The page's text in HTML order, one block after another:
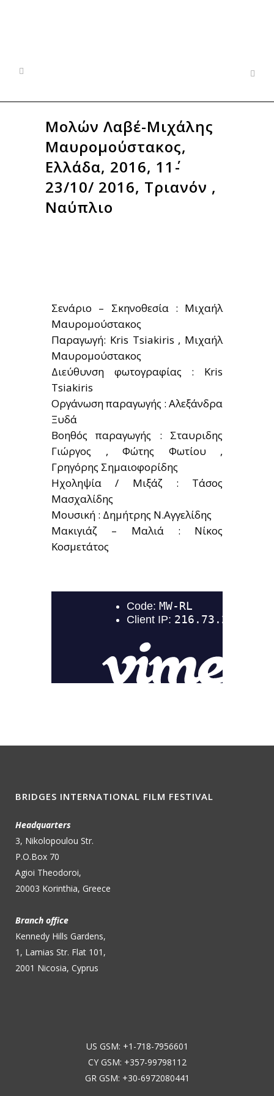
Μολών Λαβέ-Μιχάλης
Μαυρομούστακος,
Ελλάδα, 2016, 11΄-
23/10/ 2016, Τριανόν ,
Ναύπλιο
Σενάριο – Σκηνοθεσία : Μιχαήλ
Μαυρομούστακος
Παραγωγή: Kris Tsiakiris , Μιχαήλ
Μαυρομούστακος
Διεύθυνση φωτογραφίας : Kris
Tsiakiris
Οργάνωση παραγωγής : Αλεξάνδρα
Ξυδά
Βοηθός παραγωγής : Σταυριδης
Γιώργος , Φώτης Φωτίου ,
Γρηγόρης Σημαιοφορίδης
Ηχοληψία / Μιξάζ : Τάσος
Μασχαλίδης
Μουσική : Δημήτρης Ν.Αγγελίδης
Μακιγιάζ – Μαλιά : Νίκος
Κοσμετάτος
BRIDGES INTERNATIONAL FILM FESTIVAL
Headquarters
3, Nikolopoulou Str.
P.O.Box 70
Agioi Theodoroi,
20003 Korinthia, Greece
Branch office
Kennedy Hills Gardens,
1, Lamias Str. Flat 101,
2001 Nicosia, Cyprus
US GSM: +1-718-7956601
CY GSM: +357-99798112
GR GSM: +30-6972080441